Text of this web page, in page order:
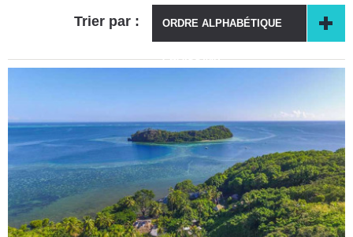
Trier par : ORDRE ALPHABÉTIQUE
CROISSANT